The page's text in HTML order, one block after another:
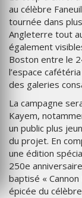
au célèbre
tournée dans
Angleterre tout
également
Boston entre le
l’espace
des galeries
La campagne
Kayem,
un public plus
du projet. En
une édition
250e
baptisé «
épicée du